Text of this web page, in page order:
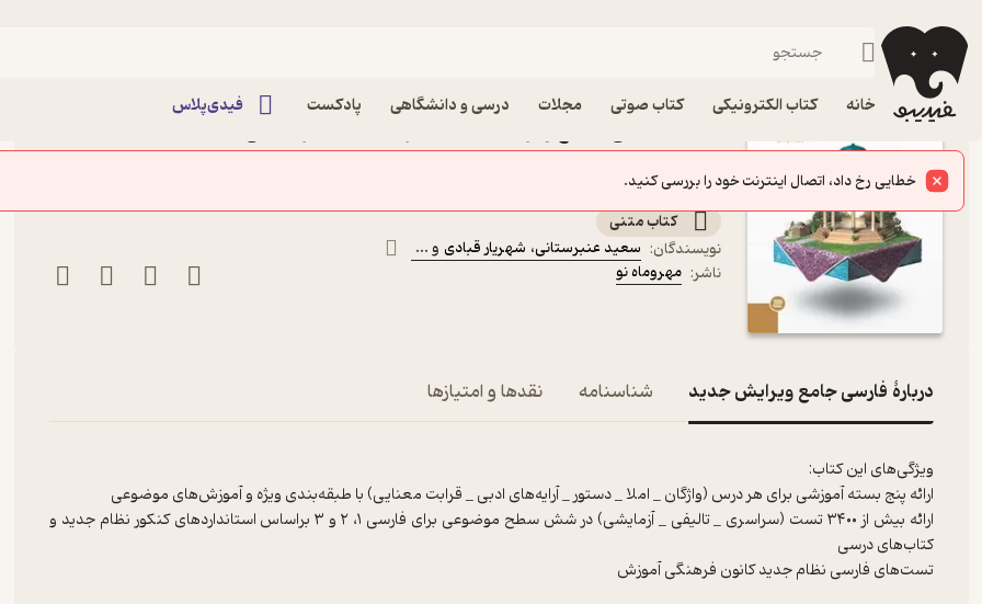
خانه کتاب الکترونیکی کتاب صوتی مجلات درسی و دانشگاهی پادکست فیدی‌پلاس
فیدیبو کتاب درسی، کتاب کمک درسی
نشر مهروماه نو
دهم،یازدهم و دوازدهم
کتاب متنی
نویسندگان: سعید عنبرستانی، شهریار قبادی و ...
ناشر: مهروماه نو
دربارۀ فارسی جامع ویرایش جدید شناسنامه نقدها و امتیازها
ارائه بیش از ۳۴۰۰ تست (سراسری _ تالیفی _ آزمایشی) در شش سطح موضوعی برای فارسی ۱، ۲ و ۳ براساس استانداردهای کنکور نظام جدید و